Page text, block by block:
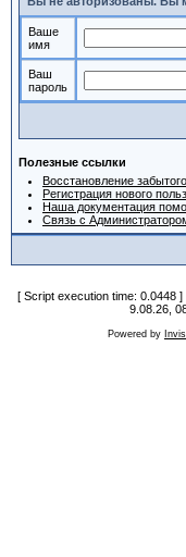
Ваше
имя
Ваш
пароль
Полезные ссылки
Восстановление
Регистрация нового
Наша документация
Связь с
[ Script execution time:
9.08.26,
Powered by